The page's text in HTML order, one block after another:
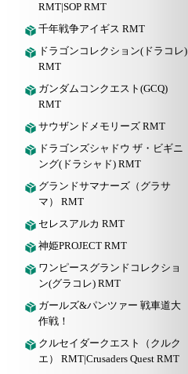
RMT|SOP RMT
千年戦争アイギス RMT
ドラゴンコレクション(ドラコレ)
RMT
ガンダムコンクエスト(GCQ)
RMT
サウザンドメモリーズ RMT
ドラゴンズシャドウ ザ・ビギニ
ング(ドラシャド) RMT
グランドサマナーズ（グラサ
マ） RMT
セレスアルカ RMT
神姫PROJECT RMT
ワンピースグランドコレクショ
ン(グラコレ) RMT
ガールズ&パンツァー 戦車道大
作戦！
クルセイダークエスト（クルク
エ） RMT|Crusaders Quest RMT